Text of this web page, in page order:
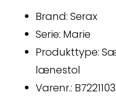
Brand: Serax
Serie: Marie
Produkttype:
lænestol
Varenr.: B7221103